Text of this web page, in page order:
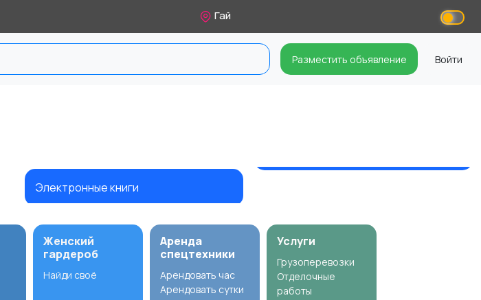
Гай
Разместить объявление Войти
Электронные книги
Женский
гардероб
Найди своё
Аренда
спецтехники
Арендовать час
Арендовать сутки
Услуги
Грузоперевозки
Отделочные
работы